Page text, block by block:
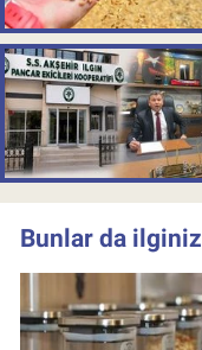
Bunlar da